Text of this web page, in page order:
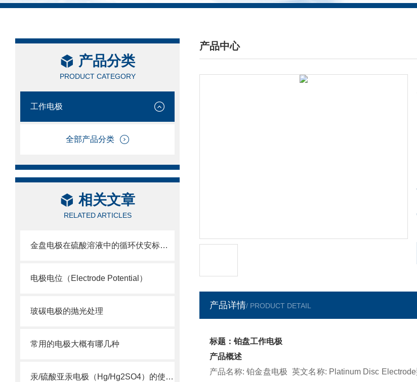
产品分类
PRODUCT CATEGORY
工作电极
全部产品分类
相关文章
RELATED ARTICLES
金盘电极在硫酸溶液中的循环伏安标准图谱
电极电位（Electrode Potential）
玻碳电极的抛光处理
常用的电极大概有哪几种
汞/硫酸亚汞电极（Hg/Hg2SO4）的使用维护及注意事项
产品中心
/ PRODUCTS CENTER
产品详情/ PRODUCT DETAIL
标题：铂盘工作电极
产品概述
产品名称: 铂金盘电极 英文名称: Platinum Disc